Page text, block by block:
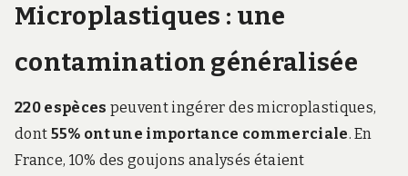
Microplastiques : une
contamination généralisée
220 espèces peuvent ingérer des microplastiques,
dont 55% ont une importance commerciale. En
France, 10% des goujons analysés étaient